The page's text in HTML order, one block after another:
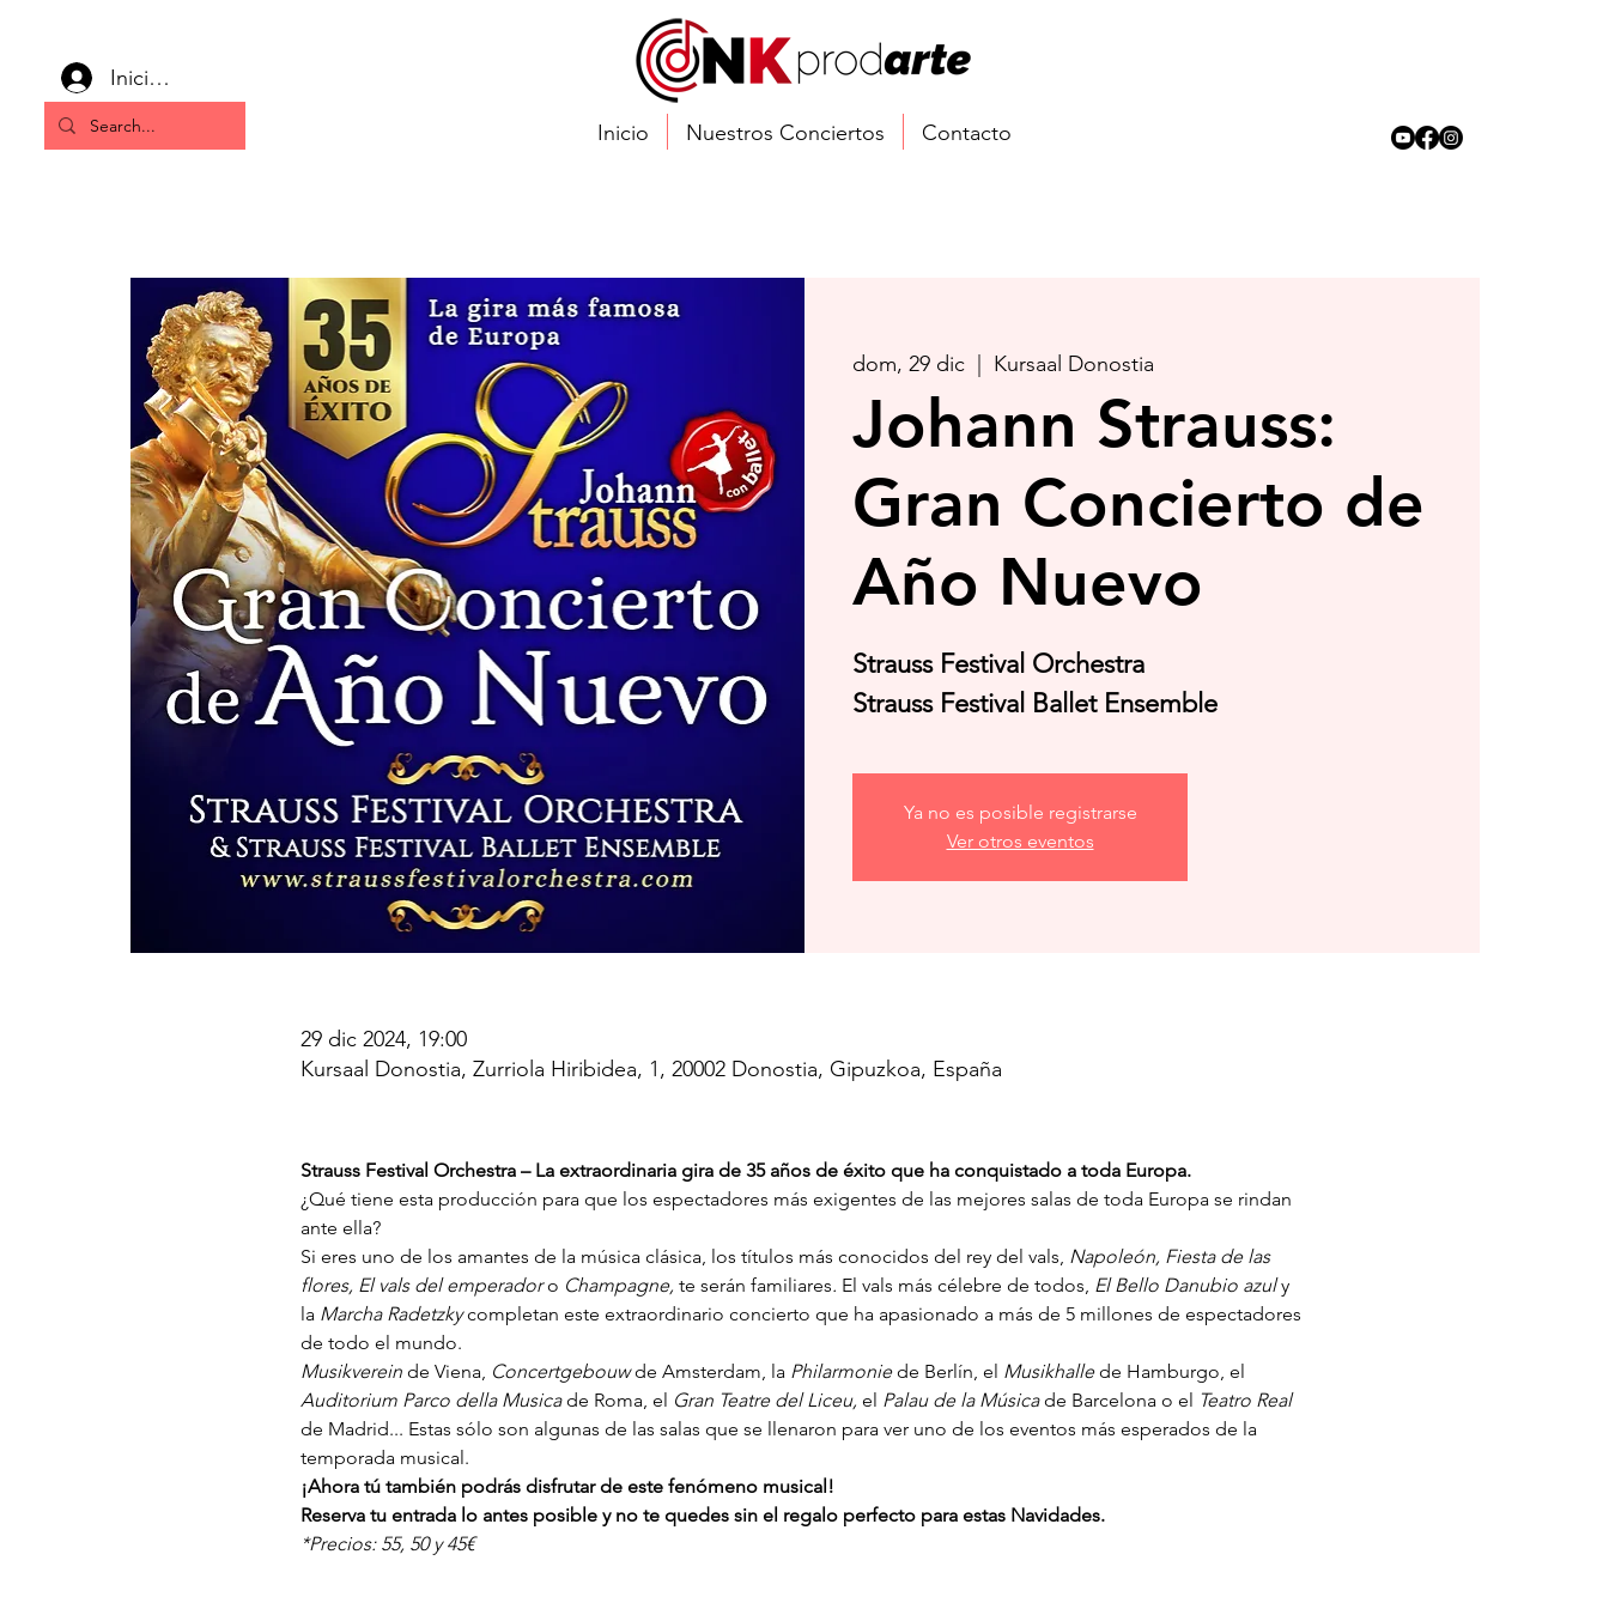
Iniciar sesión
Inicio Nuestros Conciertos Contacto
dom, 29 dic Kursaal Donostia
Johann Strauss:
Gran Concierto de
Año Nuevo
Strauss Festival Orchestra
Strauss Festival Ballet Ensemble
Ya no es posible registrarse
Ver otros eventos
29 dic 2024, 19:00
Kursaal Donostia, Zurriola Hiribidea, 1, 20002 Donostia, Gipuzkoa, España
Strauss Festival Orchestra – La extraordinaria gira de 35 años de éxito que ha conquistado a toda Europa.
¿Qué tiene esta producción para que los espectadores más exigentes de las mejores salas de toda Europa se rindan
ante ella?
Si eres uno de los amantes de la música clásica, los títulos más conocidos del rey del vals, Napoleón, Fiesta de las
flores, El vals del emperador o Champagne, te serán familiares. El vals más célebre de todos, El Bello Danubio azul y
la Marcha Radetzky completan este extraordinario concierto que ha apasionado a más de 5 millones de espectadores
de todo el mundo.
Musikverein de Viena, Concertgebouw de Amsterdam, la Philarmonie de Berlín, el Musikhalle de Hamburgo, el
Auditorium Parco della Musica de Roma, el Gran Teatre del Liceu, el Palau de la Música de Barcelona o el Teatro Real
de Madrid... Estas sólo son algunas de las salas que se llenaron para ver uno de los eventos más esperados de la
temporada musical.
¡Ahora tú también podrás disfrutar de este fenómeno musical!
Reserva tu entrada lo antes posible y no te quedes sin el regalo perfecto para estas Navidades.
*Precios: 55, 50 y 45€